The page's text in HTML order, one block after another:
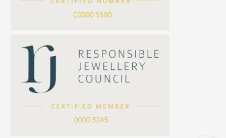
公司名稱
聯絡電話
方假繩鏈系列